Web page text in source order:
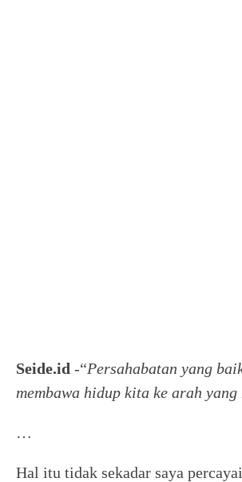
Seide.id -“Persahabatan yang
membawa hidup kita ke arah
…
Hal itu tidak sekadar saya